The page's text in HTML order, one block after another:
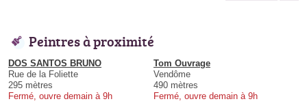
Peintres à proximité
DOS SANTOS BRUNO
Rue de la Foliette
295 mètres
Fermé, ouvre demain à 9h
Tom Ouvrage
Vendôme
490 mètres
Fermé, ouvre demain à 9h